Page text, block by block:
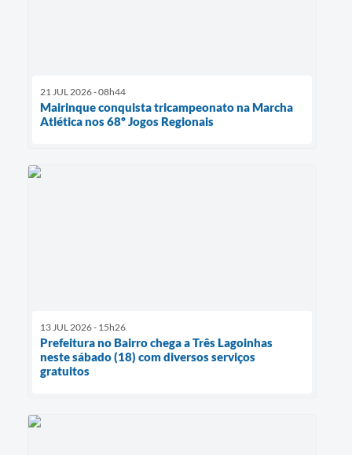
21 JUL 2026 - 08h44
Mairinque conquista tricampeonato na Marcha
Atlética nos 68º Jogos Regionais
13 JUL 2026 - 15h26
Prefeitura no Bairro chega a Três Lagoinhas
neste sábado (18) com diversos serviços
gratuitos